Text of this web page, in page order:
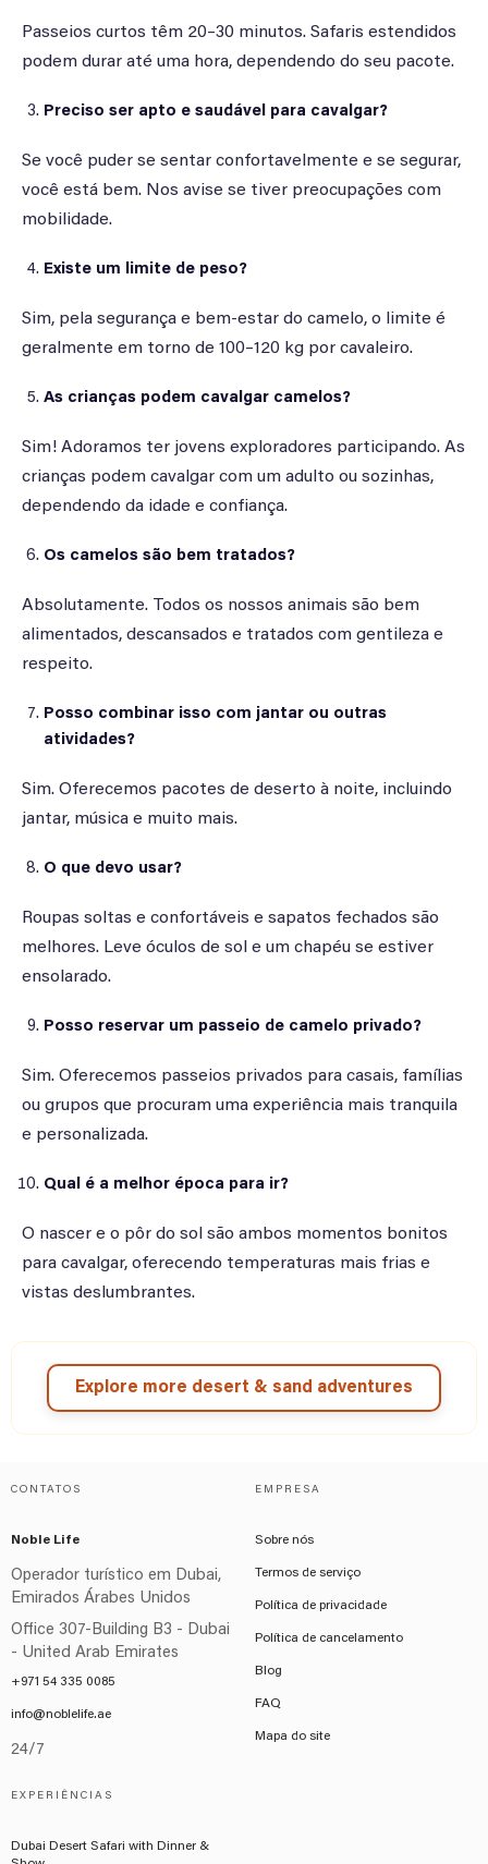
Passeios curtos têm 20–30 minutos. Safaris estendidos
podem durar até uma hora, dependendo do seu pacote.
Preciso ser apto e saudável para cavalgar?
Se você puder se sentar confortavelmente e se segurar,
você está bem. Nos avise se tiver preocupações com
mobilidade.
Existe um limite de peso?
Sim, pela segurança e bem-estar do camelo, o limite é
geralmente em torno de 100–120 kg por cavaleiro.
As crianças podem cavalgar camelos?
Sim! Adoramos ter jovens exploradores participando. As
crianças podem cavalgar com um adulto ou sozinhas,
dependendo da idade e confiança.
Os camelos são bem tratados?
Absolutamente. Todos os nossos animais são bem
alimentados, descansados e tratados com gentileza e
respeito.
Posso combinar isso com jantar ou outras
atividades?
Sim. Oferecemos pacotes de deserto à noite, incluindo
jantar, música e muito mais.
O que devo usar?
Roupas soltas e confortáveis e sapatos fechados são
melhores. Leve óculos de sol e um chapéu se estiver
ensolarado.
Posso reservar um passeio de camelo privado?
Sim. Oferecemos passeios privados para casais, famílias
ou grupos que procuram uma experiência mais tranquila
e personalizada.
Qual é a melhor época para ir?
O nascer e o pôr do sol são ambos momentos bonitos
para cavalgar, oferecendo temperaturas mais frias e
vistas deslumbrantes.
Explore more desert & sand adventures
CONTATOS
Noble Life
Operador turístico em Dubai,
Emirados Árabes Unidos
Office 307-Building B3 - Dubai
- United Arab Emirates
+971 54 335 0085
info@noblelife.ae
24/7
EMPRESA
Sobre nós
Termos de serviço
Política de privacidade
Política de cancelamento
Blog
FAQ
Mapa do site
EXPERIÊNCIAS
Dubai Desert Safari with Dinner &